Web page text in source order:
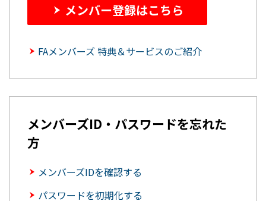
メンバー登録はこちら
FAメンバーズ 特典＆サービスのご紹介
メンバーズID・パスワードを忘れた
方
メンバーズIDを確認する
パスワードを初期化する